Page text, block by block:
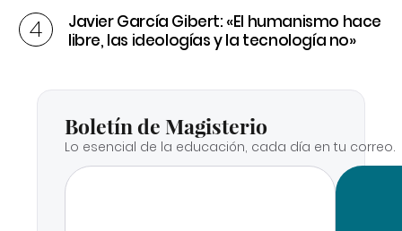
Javier García Gibert: «El humanismo hace
libre, las ideologías y la tecnología no»
Boletín de Magisterio
Lo esencial de la educación, cada día en tu correo.